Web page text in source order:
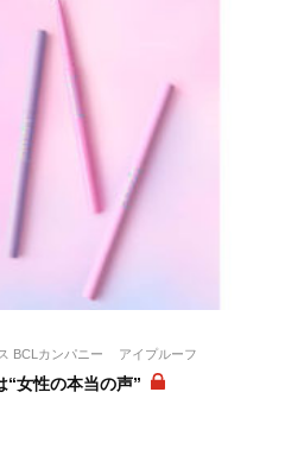
BCLカンパニー アイプルーフ
“女性の本当の声”